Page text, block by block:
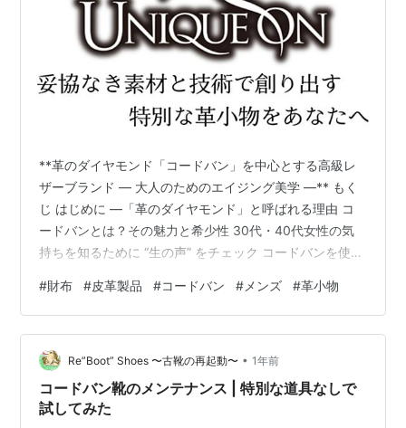
**革のダイヤモンド「コードバン」を中心とする高級レ
ザーブランド — 大人のためのエイジング美学 —** もく
じ はじめに —「革のダイヤモンド」と呼ばれる理由 コ
ードバンとは？その魅力と希少性 30代・40代女性の気
持ちを知るために “生の声” をチェック コードバンを使っ
イジングという贅沢 — 時間がつくる輝き ブランドのこ
だわり — 熟練職人のハンドメイド コーディネート提
案：オンもオフも品格を纏う ギフト需要の高まりと選ば
れるポイント お手入れの基本 — 美しさを長く保つため
に まとめ — 未来の“相棒”を選ぶという体験 1. はじ…
#財布 #皮革製品 #コードバン # メンズ #革小物
Re”Boot” Shoes 〜古靴の再起動〜 • 1年前
コードバン靴のメンテナンス | 特別な道具なしで
試してみた